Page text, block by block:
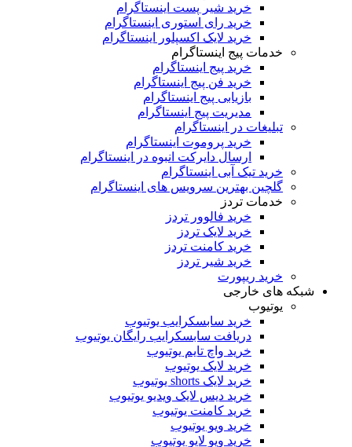
خرید شیر پست اینستاگرام
خرید رای استوری اینستاگرام
خرید لایک اکسپلور اینستاگرام
خدمات پیج اینستاگرام
خرید پیج اینستاگرام
خرید فن پیج اینستاگرام
بازیابی پیج اینستاگرام
مدیریت پیج اینستاگرام
تبلیغات در اینستاگرام
خرید پروموت اینستاگرام
ارسال دایرکت انبوه در اینستاگرام
خرید تیک آبی اینستاگرام
گلچین بهترین سرویس های اینستاگرام
خدمات تردز
خرید فالوور تردز
خرید لایک تردز
خرید کامنت تردز
خرید شیر تردز
خرید ریپورت
شبکه های خارجی
یوتیوب
خرید سابسکرایب یوتیوب
دریافت سابسکرایب رایگان یوتیوب
خرید واچ تایم یوتیوب
خرید لایک یوتیوب
خرید لایک shorts یوتیوب
خرید دیس لایک ویدیو یوتیوب
خرید کامنت یوتیوب
خرید ویو یوتیوب
خرید ویو لایو یوتیوب